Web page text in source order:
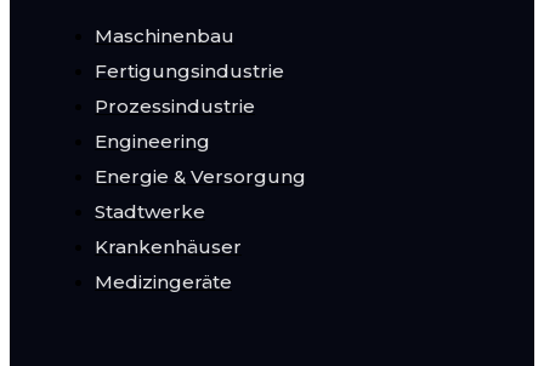
Maschinenbau
Fertigungsindustrie
Prozessindustrie
Engineering
Energie & Versorgung
Stadtwerke
Krankenhäuser
Medizingeräte